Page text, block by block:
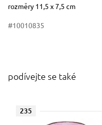
rozměry 11,5 x 7,5 cm
#10010835
podívejte se také
235